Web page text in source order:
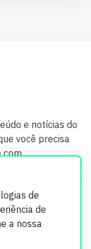
de
de
a nossa
e notícias do
você precisa
com